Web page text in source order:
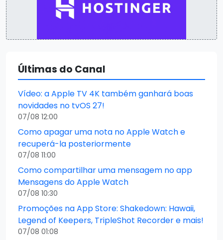
Últimas do Canal
Vídeo: a Apple TV 4K também ganhará boas
novidades no tvOS 27!
07/08 12:00
Como apagar uma nota no Apple Watch e
recuperá-la posteriormente
07/08 11:00
Como compartilhar uma mensagem no app
Mensagens do Apple Watch
07/08 10:30
Promoções na App Store: Shakedown: Hawaii,
Legend of Keepers, TripleShot Recorder e mais!
07/08 01:08